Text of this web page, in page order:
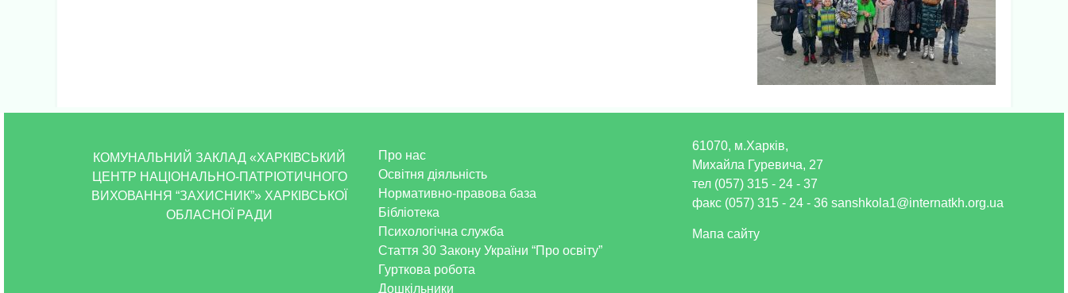
КОМУНАЛЬНИЙ ЗАКЛАД «ХАРКІВСЬКИЙ
ЦЕНТР НАЦІОНАЛЬНО-ПАТРІОТИЧНОГО
ВИХОВАННЯ “ЗАХИСНИК”» ХАРКІВСЬКОЇ
ОБЛАСНОЇ РАДИ
Про нас
Освітня діяльність
Нормативно-правова база
Бібліотека
Психологічна служба
Стаття 30 Закону України “Про освіту”
Гурткова робота
Дошкільники
61070, м.Харків,
Михайла Гуревича, 27
тел (057) 315 - 24 - 37
факс (057) 315 - 24 - 36 sanshkola1@internatkh.org.ua
Мапа сайту